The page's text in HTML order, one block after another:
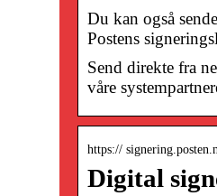
Du kan også
Postens
Send direkte fra
våre
https://
Digital